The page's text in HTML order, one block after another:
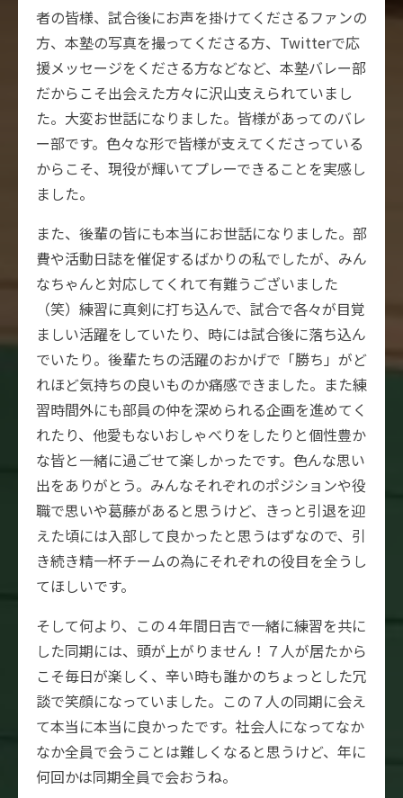
者の皆様、試合後にお声を掛けてくださるファンの
方、本塾の写真を撮ってくださる方、Twitterで応
援メッセージをくださる方などなど、本塾バレー部
だからこそ出会えた方々に沢山支えられていまし
た。大変お世話になりました。皆様があってのバレ
ー部です。色々な形で皆様が支えてくださっている
からこそ、現役が輝いてプレーできることを実感し
ました。
また、後輩の皆にも本当にお世話になりました。部
費や活動日誌を催促するばかりの私でしたが、みん
なちゃんと対応してくれて有難うございました
（笑）練習に真剣に打ち込んで、試合で各々が目覚
ましい活躍をしていたり、時には試合後に落ち込ん
でいたり。後輩たちの活躍のおかげで「勝ち」がど
れほど気持ちの良いものか痛感できました。また練
習時間外にも部員の仲を深められる企画を進めてく
れたり、他愛もないおしゃべりをしたりと個性豊か
な皆と一緒に過ごせて楽しかったです。色んな思い
出をありがとう。みんなそれぞれのポジションや役
職で思いや葛藤があると思うけど、きっと引退を迎
えた頃には入部して良かったと思うはずなので、引
き続き精一杯チームの為にそれぞれの役目を全うし
てほしいです。
そして何より、この４年間日吉で一緒に練習を共に
した同期には、頭が上がりません！７人が居たから
こそ毎日が楽しく、辛い時も誰かのちょっとした冗
談で笑顔になっていました。この７人の同期に会え
て本当に本当に良かったです。社会人になってなか
なか全員で会うことは難しくなると思うけど、年に
何回かは同期全員で会おうね。